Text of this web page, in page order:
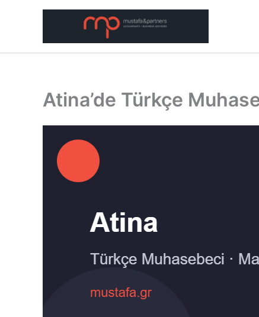
Μετάβαση
Atina’de Türkçe